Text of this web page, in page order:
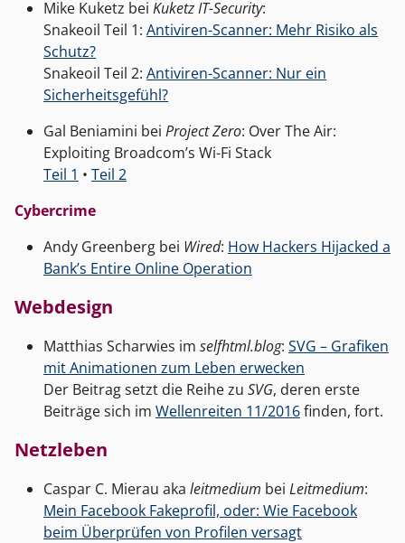
Mike Kuketz bei Kuketz IT-Security:
Snakeoil Teil 1: Antiviren-Scanner: Mehr Risiko als
Schutz?
Snakeoil Teil 2: Antiviren-Scanner: Nur ein
Sicherheitsgefühl?
Gal Beniamini bei Project Zero: Over The Air:
Exploiting Broadcom’s Wi-Fi Stack
Teil 1 • Teil 2
Cybercrime
Andy Greenberg bei Wired: How Hackers Hijacked a
Bank’s Entire Online Operation
Webdesign
Matthias Scharwies im selfhtml.blog: SVG – Grafiken
mit Animationen zum Leben erwecken
Der Beitrag setzt die Reihe zu SVG, deren erste
Beiträge sich im Wellenreiten 11/2016finden, fort.
Netzleben
Caspar C. Mierau aka leitmedium bei Leitmedium:
Mein Facebook Fakeprofil, oder: Wie Facebook
beim Überprüfen von Profilen versagt